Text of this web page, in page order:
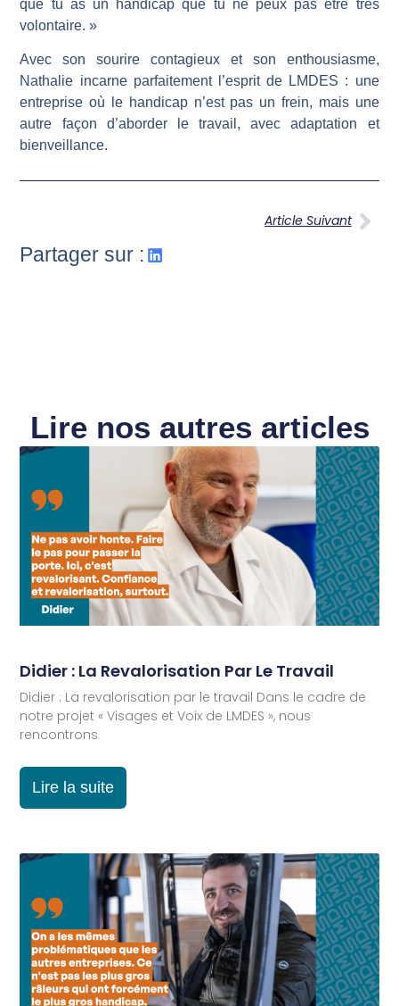
que tu as un handicap que tu ne peux pas être très
volontaire. »
Avec son sourire contagieux et son enthousiasme,
Nathalie incarne parfaitement l’esprit de LMDES : une
entreprise où le handicap n’est pas un frein, mais une
autre façon d’aborder le travail, avec adaptation et
bienveillance.
Article Suivant
Partager sur :
Lire nos autres articles
Didier : La Revalorisation Par Le Travail
Didier : La revalorisation par le travail Dans le cadre de
notre projet « Visages et Voix de LMDES », nous
rencontrons
Lire la suite